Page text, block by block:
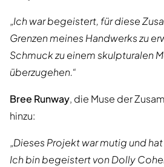
„Ich war begeistert, für diese
Grenzen meines Handwerks zu
Schmuck zu einem skulpturalen
überzugehen.“
Bree Runway, die Muse der
hinzu:
„Dieses Projekt war mutig und
Ich bin begeistert von Dolly